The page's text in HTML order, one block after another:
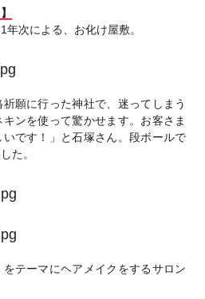
年次による、お化け屋敷。
祈願に行った神社で、迷ってしまう
ンを使って驚かせます。お客さま
です！」と石塚さん。段ボールで
た。
テーマにヘアメイクをするサロン